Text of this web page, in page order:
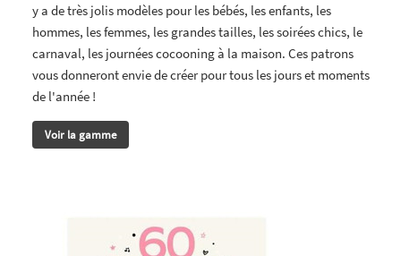
y a de très jolis modèles pour les bébés, les enfants, les
hommes, les femmes, les grandes tailles, les soirées chics, le
carnaval, les journées cocooning à la maison. Ces patrons
vous donneront envie de créer pour tous les jours et moments
de l'année !
Voir la gamme